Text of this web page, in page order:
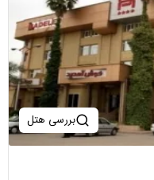
بررسی هتل